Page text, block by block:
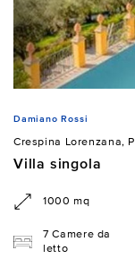
Damiano Rossi
Crespina Lorenzana, PI
Villa singola
1000 mq
7 Camere da
letto